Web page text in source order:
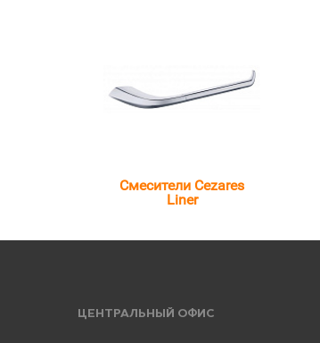
Смесители Cezares
Liner
ЦЕНТРАЛЬНЫЙ ОФИС